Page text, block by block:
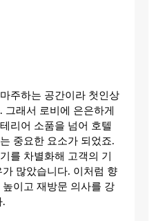
주하는 공간이라 첫인상
래서 로비에 은은하게
리어 소품을 넘어 호텔
중요한 요소가 되었죠.
를 차별화해 고객의 기
많았습니다. 이처럼 향
이고 재방문 의사를 강
.